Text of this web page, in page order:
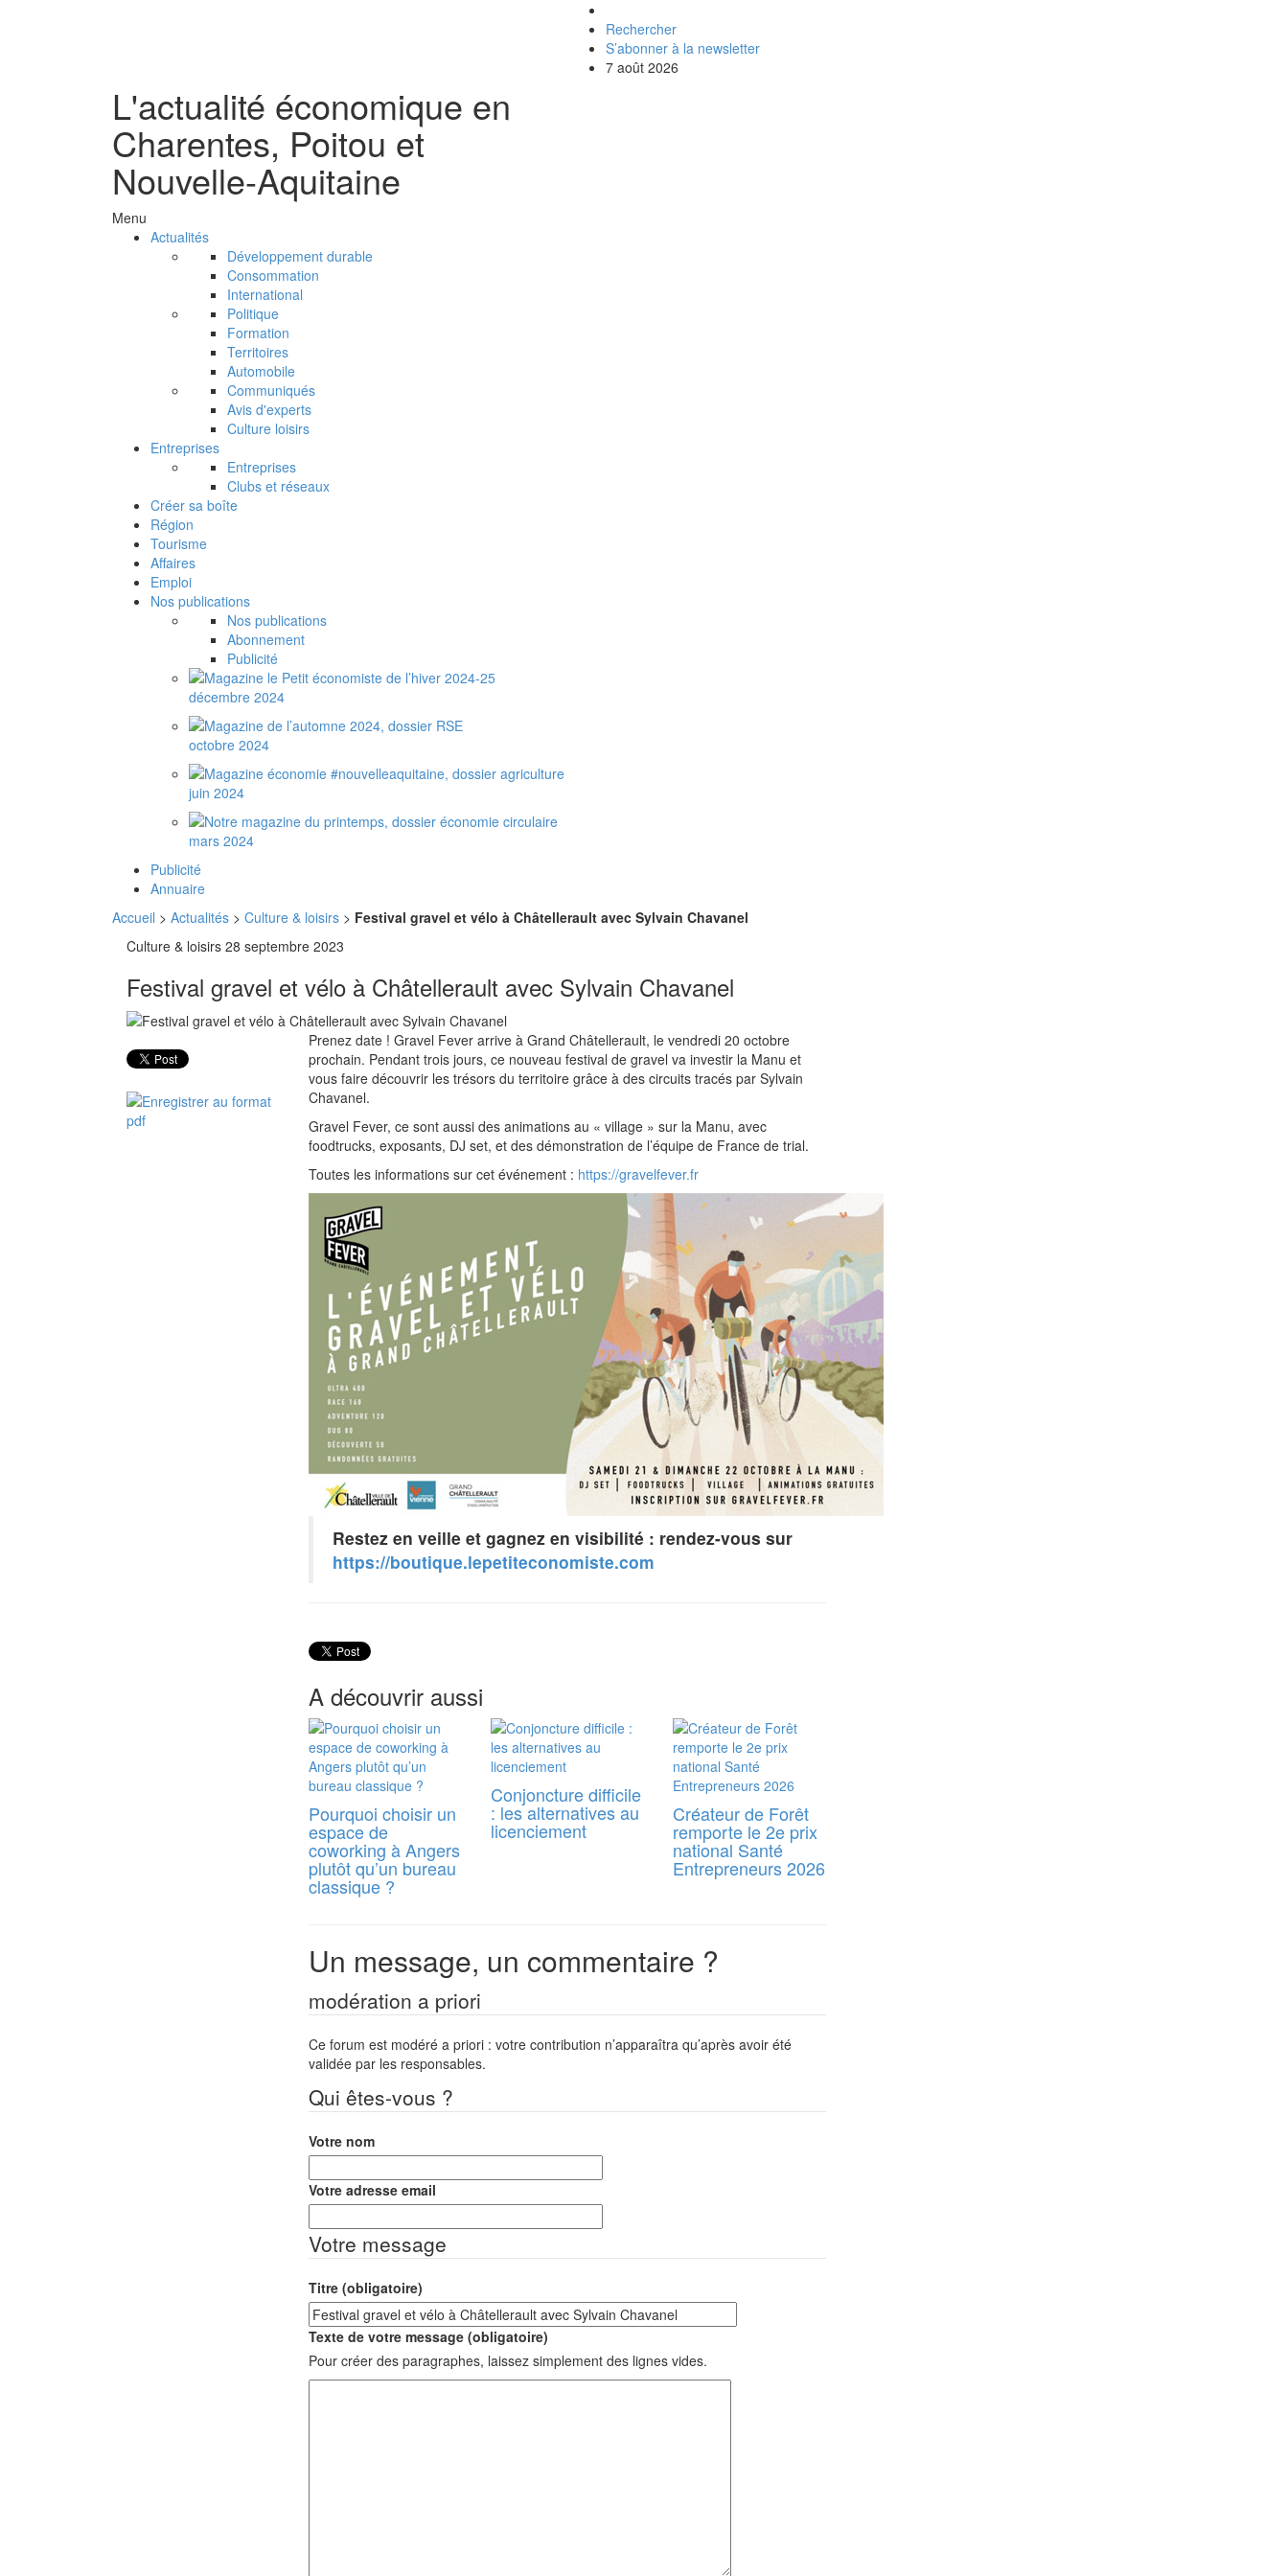
L'actualité économique en
Charentes, Poitou et
Nouvelle-Aquitaine
Rechercher
S’abonner à la newsletter
7 août 2026
Menu
Actualités
Développement durable
Consommation
International
Politique
Formation
Territoires
Automobile
Communiqués
Avis d'experts
Culture loisirs
Entreprises
Entreprises
Clubs et réseaux
Créer sa boîte
Région
Tourisme
Affaires
Emploi
Nos publications
Nos publications
Abonnement
Publicité
décembre 2024
octobre 2024
juin 2024
mars 2024
Publicité
Annuaire
Accueil > Actualités > Culture & loisirs > Festival gravel et vélo à Châtellerault avec Sylvain Chavanel
Culture & loisirs 28 septembre 2023
Festival gravel et vélo à Châtellerault avec Sylvain Chavanel
Prenez date ! Gravel Fever arrive à Grand Châtellerault, le vendredi 20 octobre
prochain. Pendant trois jours, ce nouveau festival de gravel va investir la Manu et
vous faire découvrir les trésors du territoire grâce à des circuits tracés par Sylvain
Chavanel.
Gravel Fever, ce sont aussi des animations au « village » sur la Manu, avec
foodtrucks, exposants, DJ set, et des démonstration de l’équipe de France de trial.
Toutes les informations sur cet événement : https://gravelfever.fr
Restez en veille et gagnez en visibilité : rendez-vous sur
https://boutique.lepetiteconomiste.com
A découvrir aussi
Pourquoi choisir un
espace de
coworking à Angers
plutôt qu’un bureau
classique ?
Conjoncture difficile
: les alternatives au
licenciement
Créateur de Forêt
remporte le 2e prix
national Santé
Entrepreneurs 2026
Un message, un commentaire ?
modération a priori
Ce forum est modéré a priori : votre contribution n’apparaîtra qu’après avoir été
validée par les responsables.
Qui êtes-vous ?
Votre nom
Votre adresse email
Votre message
Titre (obligatoire)
Texte de votre message (obligatoire)
Pour créer des paragraphes, laissez simplement des lignes vides.